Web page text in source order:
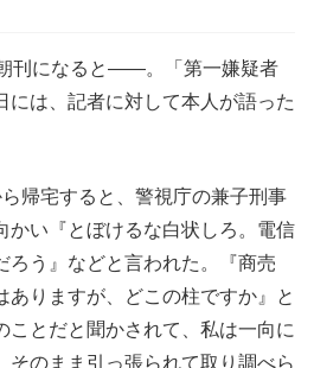
刊になると――。「第一嫌疑者
には、記者に対して本人が語った
ら帰宅すると、警視庁の兼子刑事
かい『とぼけるな白状しろ。電信
ろう』などと言われた。『商売
ありますが、どこの柱ですか』と
ことだと聞かされて、私は一向に
そのまま引っ張られて取り調べら